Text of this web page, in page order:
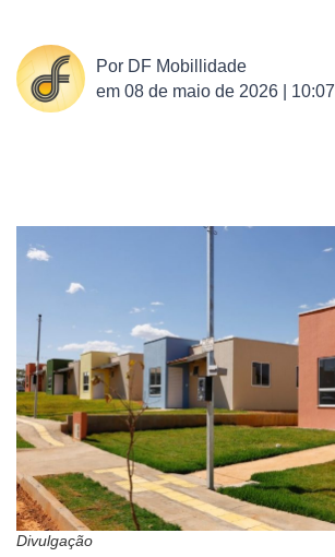
Por DF Mobillidade
em 08 de maio de 2026 | 10:07
Divulgação